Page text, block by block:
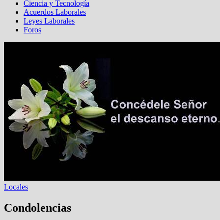
Ciencia y Tecnología
Acuerdos Laborales
Leyes Laborales
Foros
Locales
Condolencias